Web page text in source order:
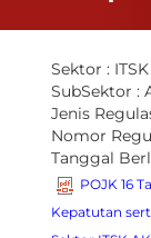
Sektor : ITSK
SubSektor :
Jenis
Nomor
Tanggal
POJK 16
Kepatutan